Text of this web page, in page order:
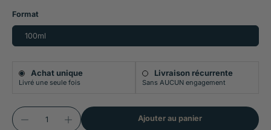
chroniques
Soutien immunitaire et action anti-inflammatoire
croissance
Huile de chanvre riche en tryptophane pour un
effet anti-stress naturel et la régulation du système
Format
100ml
Achat unique
Livré une seule fois
Livraison récurrente
Sans AUCUN engagement
Ajouter au panier